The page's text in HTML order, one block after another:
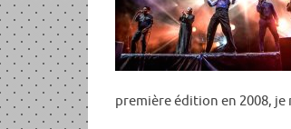
première édition en 2008,